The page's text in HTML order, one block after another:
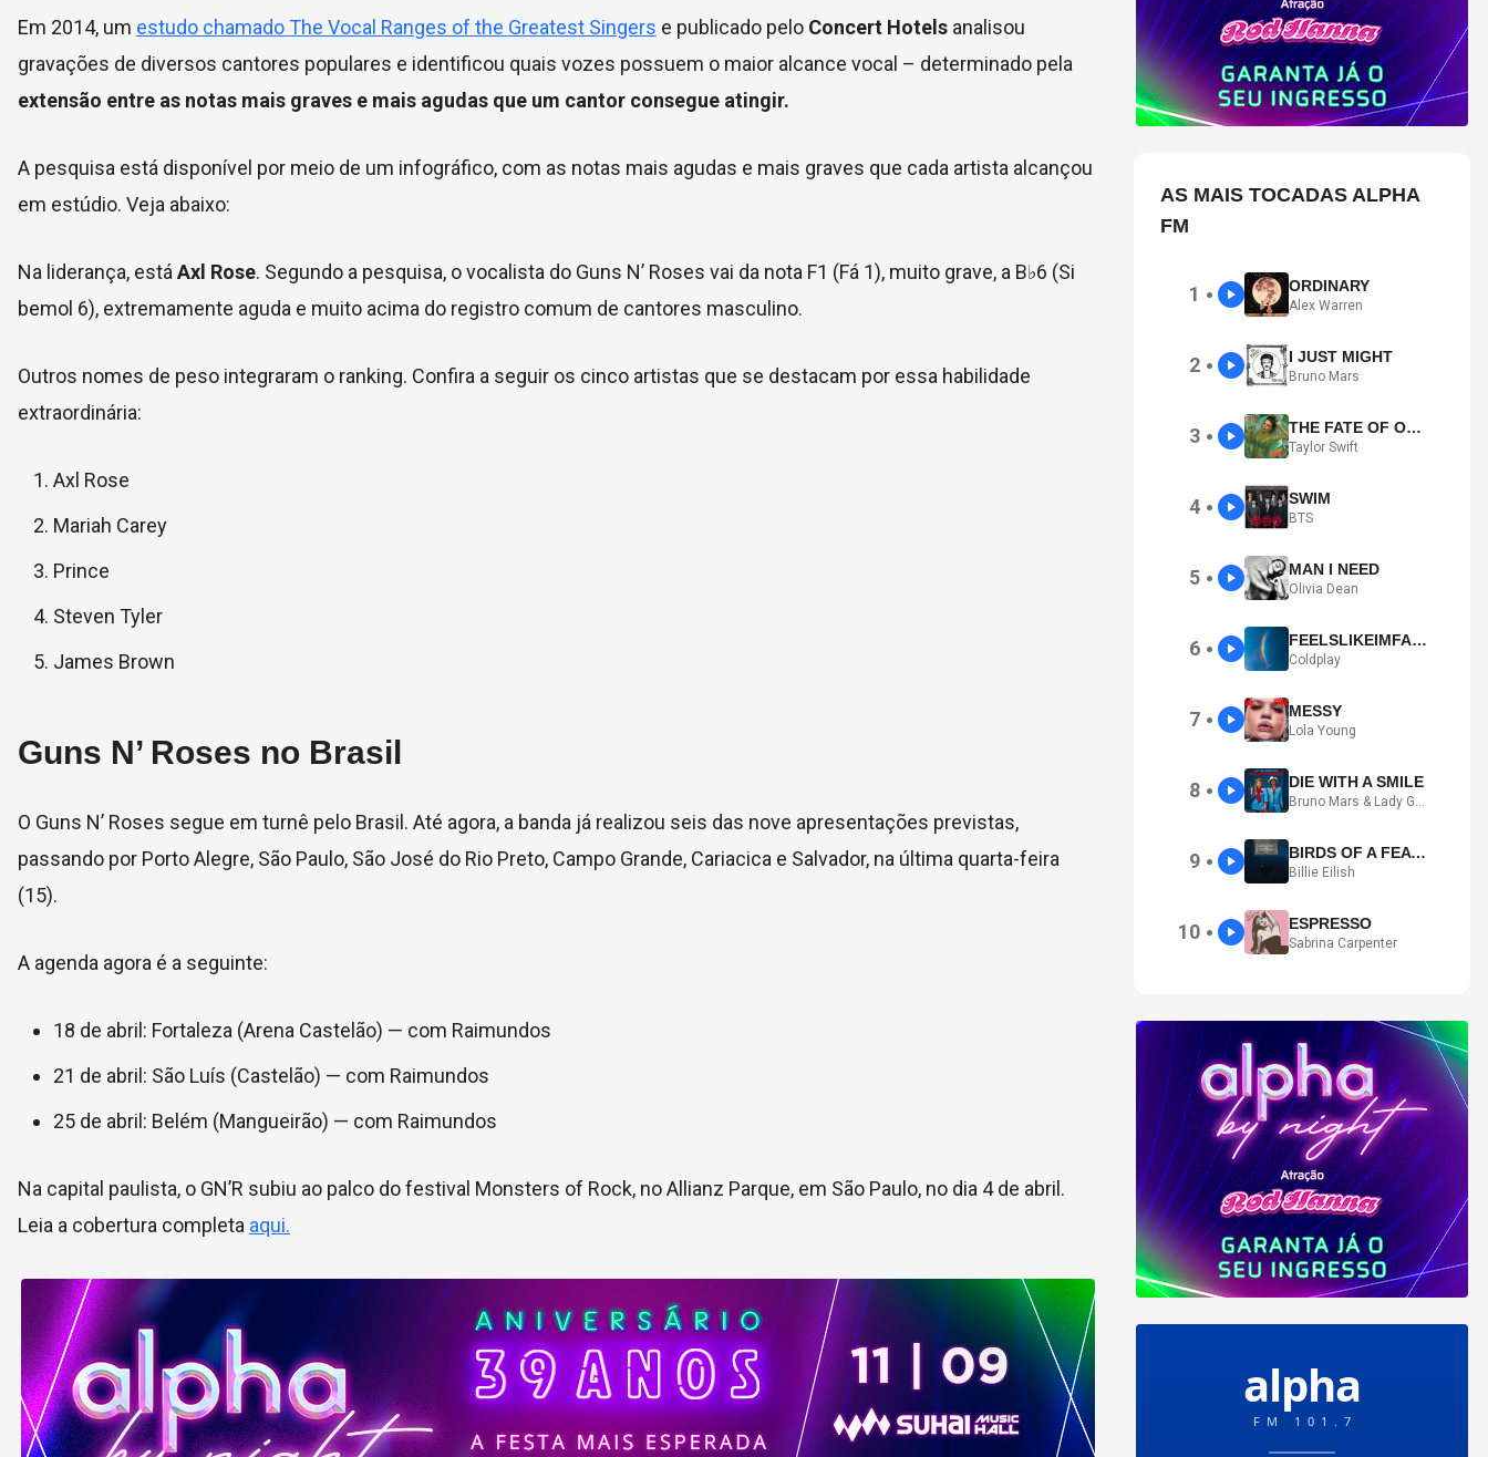
Em 2014, um estudo chamado The Vocal Ranges of the Greatest Singers e publicado pelo Concert Hotels analisou
gravações de diversos cantores populares e identificou quais vozes possuem o maior alcance vocal – determinado pela
extensão entre as notas mais graves e mais agudas que um cantor consegue atingir.
A pesquisa está disponível por meio de um infográfico, com as notas mais agudas e mais graves que cada artista alcançou
em estúdio. Veja abaixo:
Na liderança, está Axl Rose. Segundo a pesquisa, o vocalista do Guns N’ Roses vai da nota F1 (Fá 1), muito grave, a B♭6 (Si
bemol 6), extremamente aguda e muito acima do registro comum de cantores masculino.
Outros nomes de peso integraram o ranking. Confira a seguir os cinco artistas que se destacam por essa habilidade
extraordinária:
Axl Rose
Mariah Carey
Prince
Steven Tyler
James Brown
Guns N’ Roses no Brasil
O Guns N’ Roses segue em turnê pelo Brasil. Até agora, a banda já realizou seis das nove apresentações previstas,
passando por Porto Alegre, São Paulo, São José do Rio Preto, Campo Grande, Cariacica e Salvador, na última quarta-feira
(15).
A agenda agora é a seguinte:
18 de abril: Fortaleza (Arena Castelão) — com Raimundos
21 de abril: São Luís (Castelão) — com Raimundos
25 de abril: Belém (Mangueirão) — com Raimundos
Na capital paulista, o GN’R subiu ao palco do festival Monsters of Rock, no Allianz Parque, em São Paulo, no dia 4 de abril.
Leia a cobertura completa aqui.
AS MAIS TOCADAS ALPHA
FM
1 ● ORDINARY
Alex Warren
2 ● I JUST MIGHT
Bruno Mars
3 ● THE FATE OF OPHELIA
Taylor Swift
4 ● SWIM
BTS
5 ● MAN I NEED
Olivia Dean
6 ● FEELSLIKEIMFALLINGINLOVE
Coldplay
7 ● MESSY
Lola Young
8 ● DIE WITH A SMILE
Bruno Mars & Lady Gaga
9 ● BIRDS OF A FEATHER
Billie Eilish
10 ● ESPRESSO
Sabrina Carpenter